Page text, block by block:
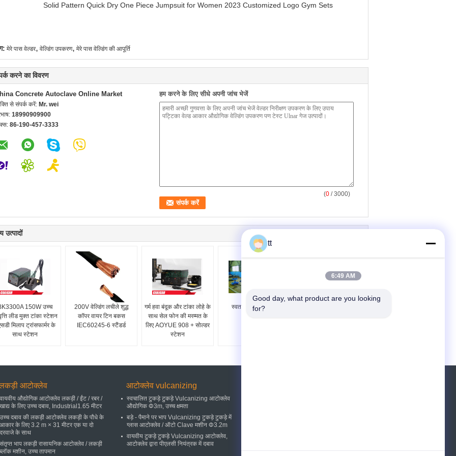
Solid Pattern Quick Dry One Piece Jumpsuit for Women 2023 Customized Logo Gym Sets
मेरे पास वेल्डर, वेल्डिंग उपकरण, मेरे पास वेल्डिंग की आपूर्ति
करने का विवरण
Concrete Autoclave Online Market
से संपर्क करें: Mr. wei
18990909900
86-190-457-3333
हम करने के लिए सीधे अपनी जांच भेजें
(0 / 3000)
उत्पादों
150W उच्च
लीड मुक्त टांका स्टेशन
मिलाप ट्रांसफार्मर के
साथ स्टेशन
200V वेल्डिंग लचीले शुद्ध
कॉपर वायर टिन बकस
IEC60245-6 स्टैंडर्ड
गर्म हवा बंदूक और टांका लोहे के
साथ सेल फोन की मरम्मत के
लिए AOYUE 908 + सोल्डर
स्टेशन
स्वत: वेल्डिंग उपकरण
आटोक्लेव
वायवीय औद्योगिक आटोक्लेव लकड़ी / ईंट / रबर /
खाद्य के लिए उच्च दबाव, Industrial1.65 मीटर
उच्च दबाव की लकड़ी आटोक्लेव लकड़ी के पौधे के
आकार के लिए 3.2 m × 31 मीटर एक या दो
दरवाजे के साथ
संतृप्त भाप लकड़ी रासायनिक आटोक्लेव / लकड़ी
ब्लॉक मशीन, उच्च तापमान
आटोक्लेव vulcanizing
स्वचालित टुकड़े टुकड़े Vulcanizing आटोक्लेव
औद्योगिक Φ3m, उच्च क्षमता
बड़े - पैमाने पर भाप Vulcanizing टुकड़े टुकड़े में
ग्लास आटोक्लेव / ऑटो Clave मशीन Φ3.2m
वायवीय टुकड़े टुकड़े Vulcanizing आटोक्लेव,
आटोक्लेव द्वारा पीएलसी नियंत्रक में दबाव
tt
6:49 AM
Good day, what product are you looking
for?